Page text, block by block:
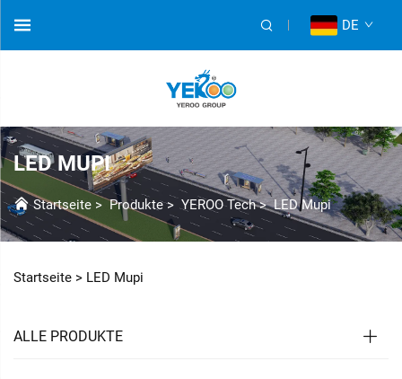
DE
LED MUPI
Startseite >Produkte>YEROO Tech>LED Mupi
Startseite > LED Mupi
ALLE PRODUKTE